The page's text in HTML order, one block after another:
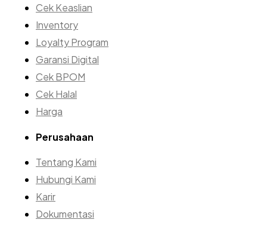
Cek Keaslian
Inventory
Loyalty Program
Garansi Digital
Cek BPOM
Cek Halal
Harga
Perusahaan
Tentang Kami
Hubungi Kami
Karir
Dokumentasi